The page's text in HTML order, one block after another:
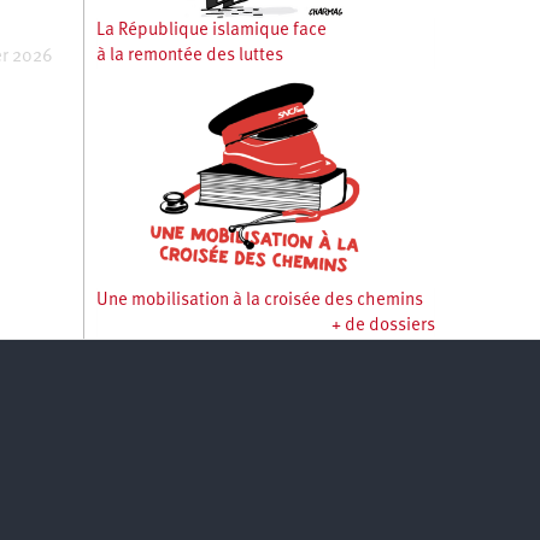
2026
La République islamique face
à la remontée des luttes
Une mobilisation à la croisée des chemins
+ de dossiers